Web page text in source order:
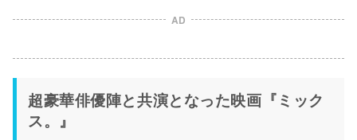
AD
超豪華俳優陣と共演となった映画『ミック
ス。』